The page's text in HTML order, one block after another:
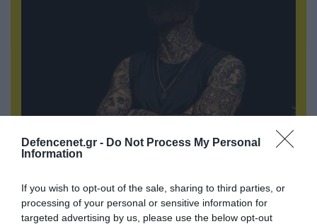
Defencenet.gr - Do Not Process My Personal
Information
If you wish to opt-out of the sale, sharing to third parties, or
processing of your personal or sensitive information for
targeted advertising by us, please use the below opt-out
08.08.2026 | 09:02
του Αρκά για τα τατουάζ (φωτο)